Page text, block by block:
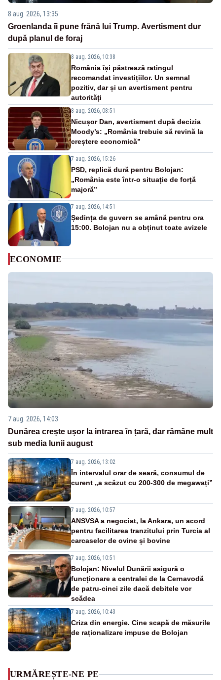
8 aug. 2026, 13:35
Groenlanda îi pune frână lui Trump. Avertisment dur
după planul de foraj
8 aug. 2026, 10:38
România își păstrează ratingul
recomandat investițiilor. Un semnal
pozitiv, dar și un avertisment pentru
autorități
8 aug. 2026, 08:51
Nicușor Dan, avertisment după decizia
Moody’s: „România trebuie să revină la
creștere economică”
7 aug. 2026, 15:26
PSD, replică dură pentru Bolojan:
„România este într-o situație de forță
majoră”
7 aug. 2026, 14:51
Ședința de guvern se amână pentru ora
15:00. Bolojan nu a obținut toate avizele
ECONOMIE
7 aug. 2026, 14:03
Dunărea crește ușor la intrarea în țară, dar rămâne mult
sub media lunii august
7 aug. 2026, 13:02
În intervalul orar de seară, consumul de
curent „a scăzut cu 200-300 de megawați”
7 aug. 2026, 10:57
ANSVSA a negociat, la Ankara, un acord
pentru facilitarea tranzitului prin Turcia al
carcaselor de ovine și bovine
7 aug. 2026, 10:51
Bolojan: Nivelul Dunării asigură o
funcționare a centralei de la Cernavodă
de patru-cinci zile dacă debitele vor
scădea
7 aug. 2026, 10:43
Criza din energie. Cine scapă de măsurile
de raționalizare impuse de Bolojan
URMĂREȘTE-NE PE